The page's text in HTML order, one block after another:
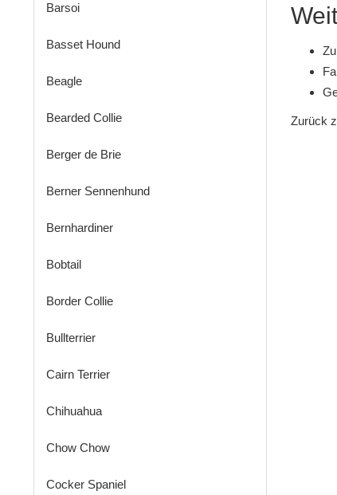
Zurück
Barsoi
Basset Hound
Beagle
Bearded Collie
Berger de Brie
Berner Sennenhund
Bernhardiner
Bobtail
Border Collie
Bullterrier
Cairn Terrier
Chihuahua
Chow Chow
Cocker Spaniel